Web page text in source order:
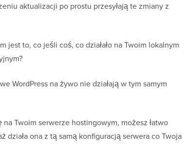
aktualizacji po prostu przesyłają te zmiany z
jest to, co jeśli coś, co działało na Twoim lokalnym
WordPress na żywo nie działają w tym samym
Twoim serwerze hostingowym, możesz łatwo
działa ona z tą samą konfiguracją serwera co Twoja